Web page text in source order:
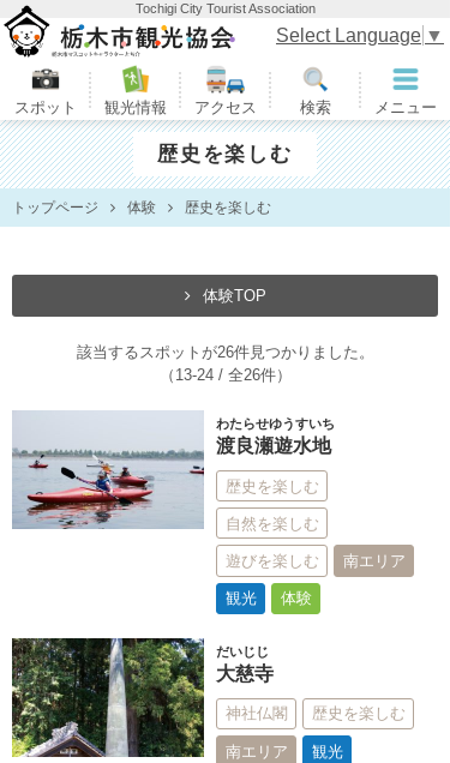
Tochigi City Tourist Association
栃木市観光協会
スポット 観光情報 アクセス 検索 メニュー
Select Language ▼
歴史を楽しむ
トップページ 体験 歴史を楽しむ
体験TOP
該当するスポットが26件見つかりました。
（13-24 / 全26件）
わたらせゆうすいち
渡良瀬遊水地
歴史を楽しむ
自然を楽しむ
遊びを楽しむ 南エリア
観光 体験
だいじじ
大慈寺
神社仏閣 歴史を楽しむ
南エリア 観光